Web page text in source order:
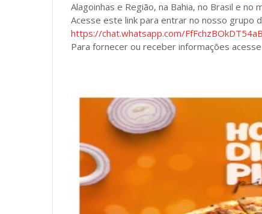
Alagoinhas e Região, na Bahia, no Brasil e no
Acesse este link para entrar no nosso grupo
https://chat.whatsapp.com/
Para fornecer ou receber informações acesse